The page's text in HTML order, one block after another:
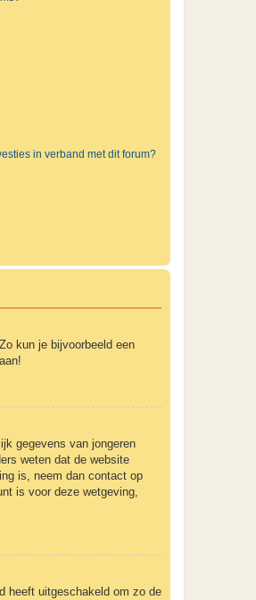
in verband met dit forum?
kun je bijvoorbeeld een
gegevens van jongeren
weten dat de website
is, neem dan contact op
is voor deze wetgeving,
heeft uitgeschakeld om zo de